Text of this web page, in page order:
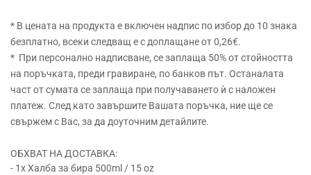
* В цената на продукта е включен надпис по избор до 10 знака
безплатно, всеки следващ е с доплащане от 0,26€.
* При персонално надписване, се заплаща 50% от стойността
на поръчката, преди гравиране, по банков път. Останалата
част от сумата се заплаща при получаването ѝ с наложен
платеж. След като завършите Вашата поръчка, ние ще се
свържем с Вас, за да доуточним детайлите.
ОБХВАТ НА ДОСТАВКА:
- 1x Халба за бира 500ml / 15 oz